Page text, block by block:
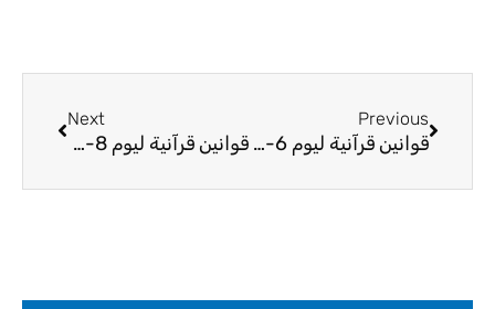
Previous
قوانين قرآنية ليوم 6-5-2026
Next
قوانين قرآنية ليوم 8-5-2026